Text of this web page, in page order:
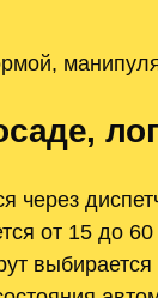
от 15 до